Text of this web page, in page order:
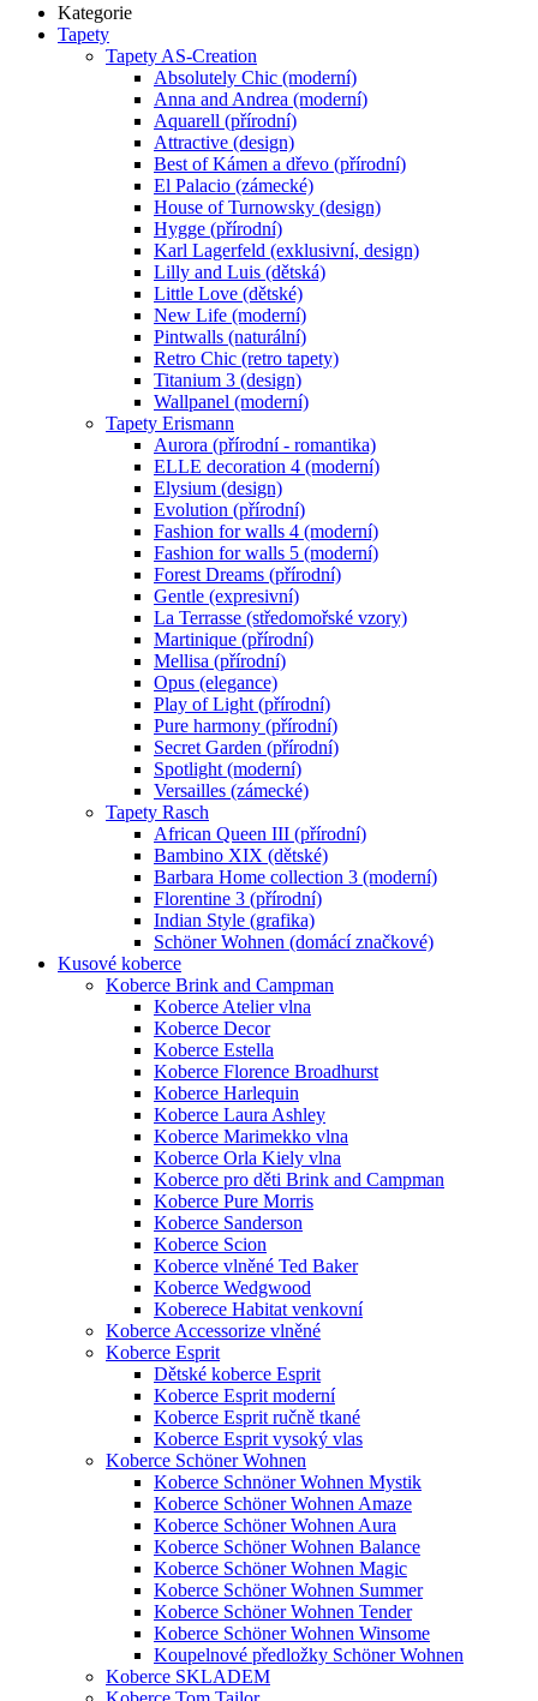
Kategorie
Tapety
Tapety AS-Creation
Absolutely Chic (moderní)
Anna and Andrea (moderní)
Aquarell (přírodní)
Attractive (design)
Best of Kámen a dřevo (přírodní)
El Palacio (zámecké)
House of Turnowsky (design)
Hygge (přírodní)
Karl Lagerfeld (exklusivní, design)
Lilly and Luis (dětská)
Little Love (dětské)
New Life (moderní)
Pintwalls (naturální)
Retro Chic (retro tapety)
Titanium 3 (design)
Wallpanel (moderní)
Tapety Erismann
Aurora (přírodní - romantika)
ELLE decoration 4 (moderní)
Elysium (design)
Evolution (přírodní)
Fashion for walls 4 (moderní)
Fashion for walls 5 (moderní)
Forest Dreams (přírodní)
Gentle (expresivní)
La Terrasse (středomořské vzory)
Martinique (přírodní)
Mellisa (přírodní)
Opus (elegance)
Play of Light (přírodní)
Pure harmony (přírodní)
Secret Garden (přírodní)
Spotlight (moderní)
Versailles (zámecké)
Tapety Rasch
African Queen III (přírodní)
Bambino XIX (dětské)
Barbara Home collection 3 (moderní)
Florentine 3 (přírodní)
Indian Style (grafika)
Schöner Wohnen (domácí značkové)
Kusové koberce
Koberce Brink and Campman
Koberce Atelier vlna
Koberce Decor
Koberce Estella
Koberce Florence Broadhurst
Koberce Harlequin
Koberce Laura Ashley
Koberce Marimekko vlna
Koberce Orla Kiely vlna
Koberce pro děti Brink and Campman
Koberce Pure Morris
Koberce Sanderson
Koberce Scion
Koberce vlněné Ted Baker
Koberce Wedgwood
Koberece Habitat venkovní
Koberce Accessorize vlněné
Koberce Esprit
Dětské koberce Esprit
Koberce Esprit moderní
Koberce Esprit ručně tkané
Koberce Esprit vysoký vlas
Koberce Schöner Wohnen
Koberce Schnöner Wohnen Mystik
Koberce Schöner Wohnen Amaze
Koberce Schöner Wohnen Aura
Koberce Schöner Wohnen Balance
Koberce Schöner Wohnen Magic
Koberce Schöner Wohnen Summer
Koberce Schöner Wohnen Tender
Koberce Schöner Wohnen Winsome
Koupelnové předložky Schöner Wohnen
Koberce SKLADEM